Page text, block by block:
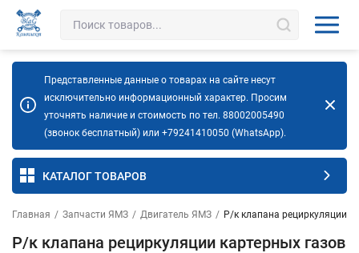
Представленные данные о товарах на сайте несут
исключительно информационный характер. Просим
уточнять наличие и стоимость по тел. 88002005490
(звонок бесплатный) или +79241410050 (WhatsApp).
КАТАЛОГ ТОВАРОВ
Главная / Запчасти ЯМЗ / Двигатель ЯМЗ / Р/к клапана рециркуляции
Р/к клапана рециркуляции картерных газов